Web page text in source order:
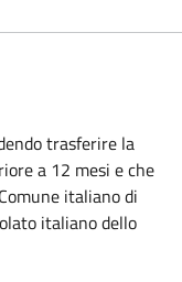
trasferire la
a 12 mesi e che
italiano di
italiano dello